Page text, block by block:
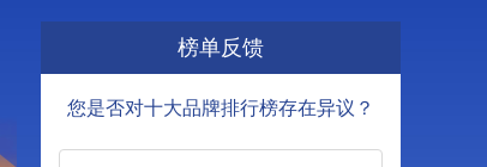
榜单反馈
您是否对十大品牌排行榜存在异议？